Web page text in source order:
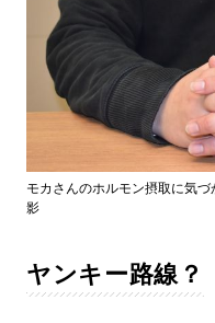
モカさんのホルモン摂取に気
影
ヤンキー路線？